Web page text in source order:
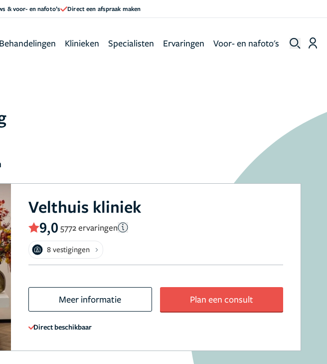
& voor- en nafoto’s Direct een afspraak maken
Behandelingen Klinieken Specialisten Ervaringen Voor- en nafoto's
Velthuis kliniek
9,0 5772 ervaringen
8 vestigingen
Meer informatie Plan een consult
Direct beschikbaar